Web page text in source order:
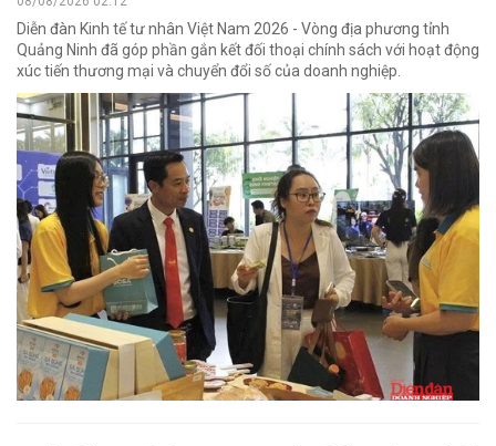
Diễn đàn Kinh tế tư nhân Việt Nam 2026 - Vòng địa phương tỉnh
Quảng Ninh đã góp phần gắn kết đối thoại chính sách với hoạt động
xúc tiến thương mại và chuyển đổi số của doanh nghiệp.